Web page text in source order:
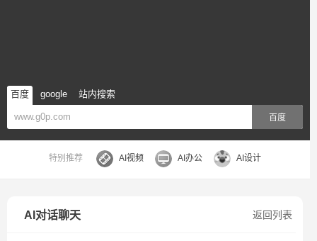
百度 google 站内搜索
百度
特别推荐 AI视频 AI办公 AI设计
返回列表
AI对话聊天